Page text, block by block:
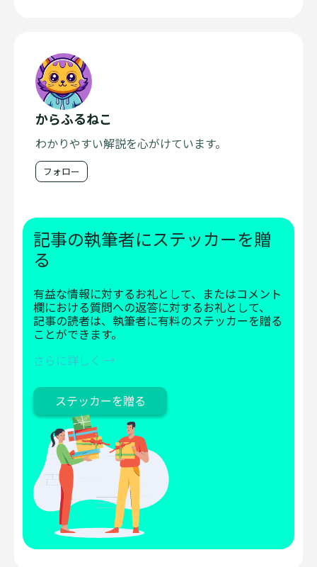
からふるねこ
わかりやすい解説を心がけています。
フォロー
記事の執筆者にステッカーを贈
る
有益な情報に対するお礼として、またはコメント
欄における質問への返答に対するお礼として、
記事の読者は、執筆者に有料のステッカーを贈る
ことができます。
さらに詳しく →
ステッカーを贈る